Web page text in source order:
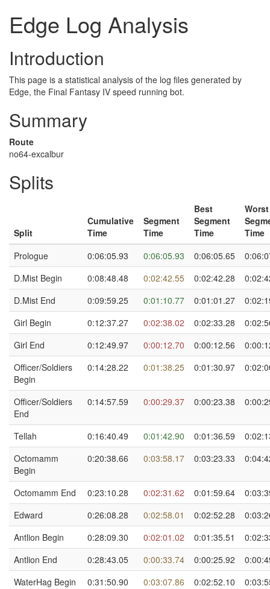
Edge Log Analysis
Introduction
This page is a statistical analysis of the log files generated by
Edge, the Final Fantasy IV speed running bot.
Summary
Route
no64-excalbur
Splits
Split
Cumulative
Time
Segment
Time
Best
Segment
Time
Worst
Time
Prologue
0:06:05.93 0:06:05.93 0:06:05.65
D.Mist Begin
0:08:48.48 0:02:42.55 0:02:42.28
D.Mist End
0:09:59.25 0:01:10.77 0:01:01.27
Girl Begin
0:12:37.27 0:02:38.02 0:02:33.28
Girl End
0:12:49.97 0:00:12.70 0:00:12.56
Officer/Soldiers
Begin
0:14:28.22 0:01:38.25 0:01:30.97
Officer/Soldiers
End
0:14:57.59 0:00:29.37 0:00:23.38
Tellah 0:16:40.49 0:01:42.90 0:01:36.59
Octomamm
Begin
0:20:38.66 0:03:58.17 0:03:23.33
Octomamm End 0:23:10.28 0:02:31.62 0:01:59.64
Edward
0:26:08.28 0:02:58.01 0:02:52.28
Antlion Begin
0:28:09.30 0:02:01.02 0:01:35.51
Antlion End
0:28:43.05 0:00:33.74 0:00:25.92
WaterHag Begin
0:31:50.90 0:03:07.86 0:02:52.10